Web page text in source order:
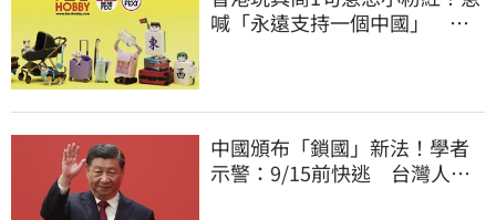
喊「永遠支持一個中國」 慘
中國頒布「鎖國」新法！學者
示警：9/15前快逃 台灣人也